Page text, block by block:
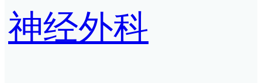
神经外科